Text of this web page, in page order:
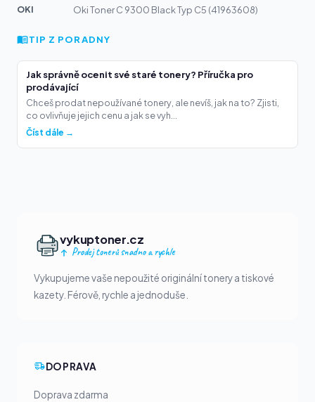
OKI
Oki Toner C 9300 Black Typ C5 (41963608)
TIP Z PORADNY
Jak správně ocenit své staré tonery? Příručka pro
prodávající
Chceš prodat nepoužívané tonery, ale nevíš, jak na to? Zjisti,
co ovlivňuje jejich cenu a jak se vyh...
Číst dále →
vykuptoner.cz
Prodej tonerů snadno a rychle
Vykupujeme vaše nepoužité originální tonery a tiskové
kazety. Férově, rychle a jednoduše.
DOPRAVA
Doprava zdarma